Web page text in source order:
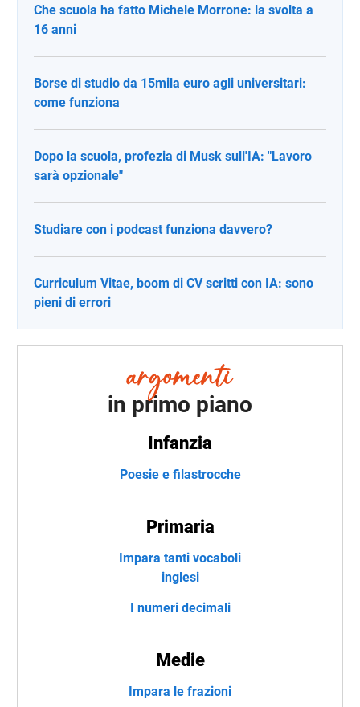
Che scuola ha fatto Michele Morrone: la svolta a
16 anni
Borse di studio da 15mila euro agli universitari:
come funziona
Dopo la scuola, profezia di Musk sull'IA: "Lavoro
sarà opzionale"
Studiare con i podcast funziona davvero?
Curriculum Vitae, boom di CV scritti con IA: sono
pieni di errori
in primo piano
Infanzia
Poesie e filastrocche
Primaria
Impara tanti vocaboli
inglesi
I numeri decimali
Medie
Impara le frazioni